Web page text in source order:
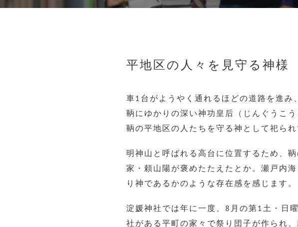
平地区の人々を見守る神様
車1台がようやく通れるほどの道路を進み
鞆にゆかりの深い神功皇后（じんぐうこ
鞆の平地区の人たちを守る神として祀られ
明神山と呼ばれる高台に位置するため、
家・頼山陽が褒めたたえたとか。瀬戸内
り神であるかのような存在感を感じます。
淀媛神社では年に一度、8月の第1土・日
社がある平町の家々で祭り団子が作られ